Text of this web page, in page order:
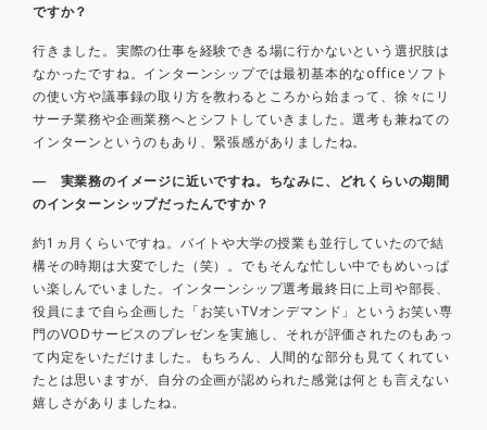
ですか？
行きました。実際の仕事を経験できる場に行かないという選択肢は
なかったですね。インターンシップでは最初基本的なofficeソフト
の使い方や議事録の取り方を教わるところから始まって、徐々にリ
サーチ業務や企画業務へとシフトしていきました。選考も兼ねての
インターンというのもあり、緊張感がありましたね。
― 実業務のイメージに近いですね。ちなみに、どれくらいの期間
のインターンシップだったんですか？
約1ヵ月くらいですね。バイトや大学の授業も並行していたので結
構その時期は大変でした（笑）。でもそんな忙しい中でもめいっぱ
い楽しんでいました。インターンシップ選考最終日に上司や部長、
役員にまで自ら企画した「お笑いTVオンデマンド」というお笑い専
門のVODサービスのプレゼンを実施し、それが評価されたのもあっ
て内定をいただけました。もちろん、人間的な部分も見てくれてい
たとは思いますが、自分の企画が認められた感覚は何とも言えない
嬉しさがありましたね。